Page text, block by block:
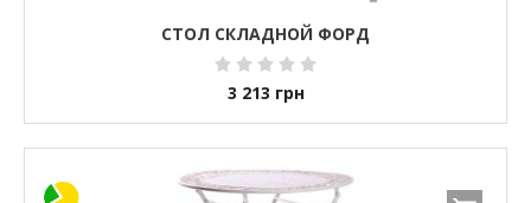
СТОЛ СКЛАДНОЙ ФОРД
3 213 грн